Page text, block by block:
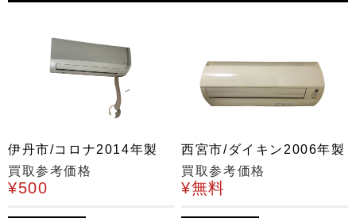
伊丹市/コロナ2014年製
買取参考価格
¥500
西宮市/ダイキン2006年製
買取参考価格
¥無料